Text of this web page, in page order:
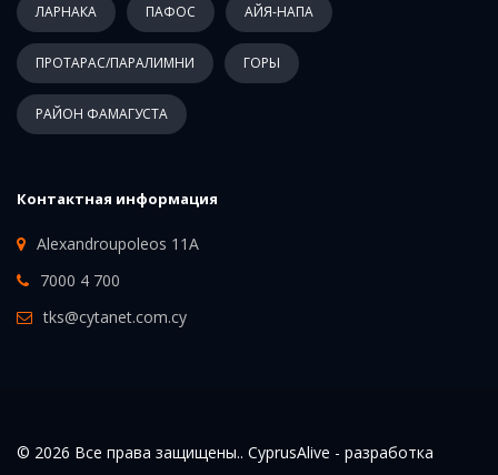
ЛАРНАКА ПАФОС АЙЯ-НАПА
ПРОТАРАС/ПАРАЛИМНИ ГОРЫ
РАЙОН ФАМАГУСТА
Контактная информация
Alexandroupoleos 11A
7000 4 700
tks@cytanet.com.cy
© 2026 Все права защищены.. CyprusAlive - разработка